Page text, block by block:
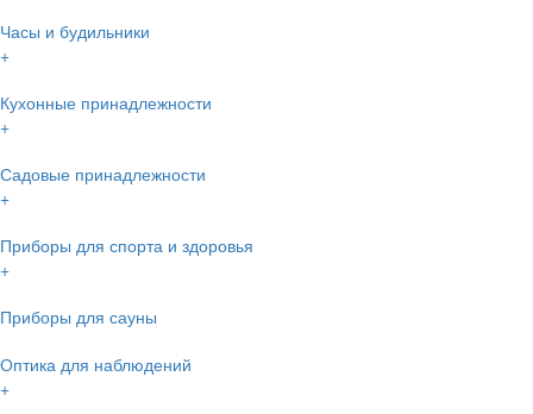
Часы и будильники
+
Кухонные принадлежности
+
Садовые принадлежности
+
Приборы для спорта и здоровья
+
Приборы для сауны
Оптика для наблюдений
+